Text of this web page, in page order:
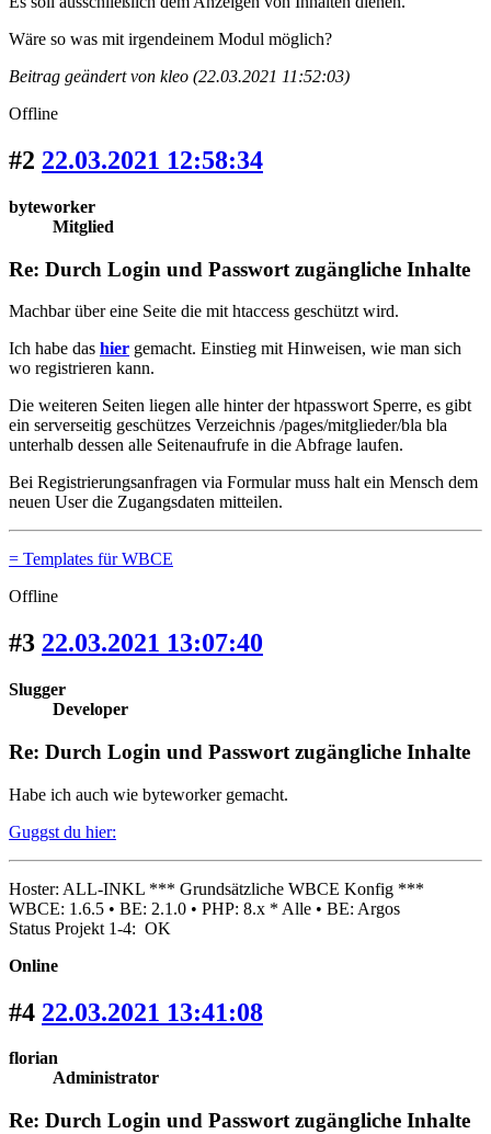
Wäre so was mit irgendeinem Modul möglich?
Beitrag geändert von kleo (22.03.2021 11:52:03)
Offline
#2 22.03.2021 12:58:34
byteworker
Mitglied
Re: Durch Login und Passwort zugängliche Inhalte
Machbar über eine Seite die mit htaccess geschützt wird.
Ich habe das hier gemacht. Einstieg mit Hinweisen, wie man sich
wo registrieren kann.
Die weiteren Seiten liegen alle hinter der htpasswort Sperre, es gibt
ein serverseitig geschützes Verzeichnis /pages/mitglieder/bla bla
unterhalb dessen alle Seitenaufrufe in die Abfrage laufen.
Bei Registrierungsanfragen via Formular muss halt ein Mensch dem
neuen User die Zugangsdaten mitteilen.
= Templates für WBCE
Offline
#3 22.03.2021 13:07:40
Slugger
Developer
Re: Durch Login und Passwort zugängliche Inhalte
Habe ich auch wie byteworker gemacht.
Guggst du hier:
Hoster: ALL-INKL *** Grundsätzliche WBCE Konfig ***
WBCE: 1.6.5 • BE: 2.1.0 • PHP: 8.x * Alle • BE: Argos
Status Projekt 1-4: OK
Online
#4 22.03.2021 13:41:08
florian
Administrator
Re: Durch Login und Passwort zugängliche Inhalte